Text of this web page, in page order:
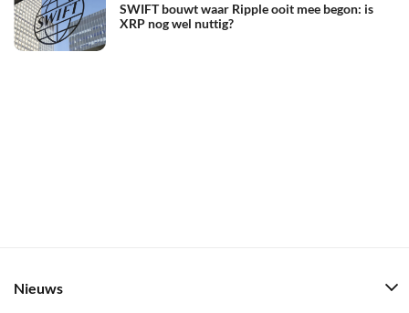
SWIFT bouwt waar Ripple ooit mee begon: is
XRP nog wel nuttig?
Nieuws